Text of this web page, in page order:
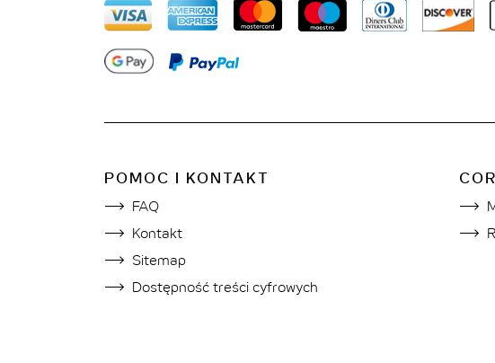
POMOC I KONTAKT
FAQ
Kontakt
Sitemap
Dostępność treści cyfrowych